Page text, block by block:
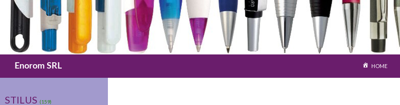
Enorom SRL
HOME
STILUS (159)